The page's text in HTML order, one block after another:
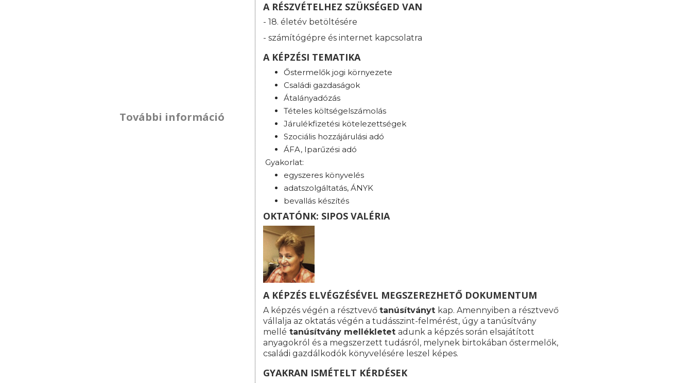
További információ
A RÉSZVÉTELHEZ SZÜKSÉGED VAN
- 18. életév betöltésére
- számítógépre és internet kapcsolatra
A KÉPZÉSI TEMATIKA
Őstermelők jogi környezete
Családi gazdaságok
Átalányadózás
Tételes költségelszámolás
Járulékfizetési kötelezettségek
Szociális hozzájárulási adó
ÁFA, Iparűzési adó
Gyakorlat:
egyszeres könyvelés
adatszolgáltatás, ÁNYK
bevallás készítés
OKTATÓNK: SIPOS VALÉRIA
A KÉPZÉS ELVÉGZÉSÉVEL MEGSZEREZHETŐ DOKUMENTUM
A képzés végén a résztvevő tanúsítványt kap. Amennyiben a résztvevő
vállalja az oktatás végén a tudásszint-felmérést, úgy a tanúsítvány
mellé tanúsítvány mellékletet adunk a képzés során elsajátított
anyagokról és a megszerzett tudásról, melynek birtokában őstermelők,
családi gazdálkodók könyvelésére leszel képes.
GYAKRAN ISMÉTELT KÉRDÉSEK